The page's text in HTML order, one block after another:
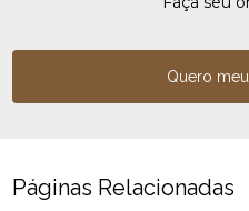
Quero
Páginas Relacionadas